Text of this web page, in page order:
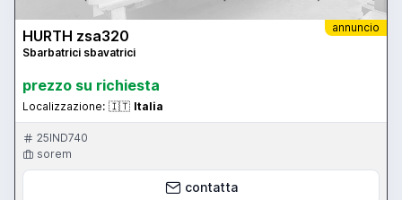
annuncio
HURTH zsa320
Sbarbatrici sbavatrici
prezzo su richiesta
Localizzazione: 🇮🇹 Italia
25IND740
sorem
contatta